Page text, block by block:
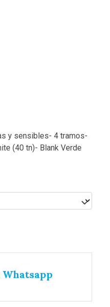
y sensibles- 4 tramos-
(40 tn)- Blank Verde